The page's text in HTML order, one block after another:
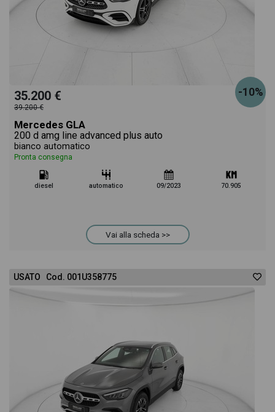
-10%
35.200 €
39.200 €
Mercedes GLA
200 d amg line advanced plus auto
bianco automatico
Pronta consegna
diesel automatico 09/2023 70.905
Vai alla scheda >>
USATO Cod. 001U358775